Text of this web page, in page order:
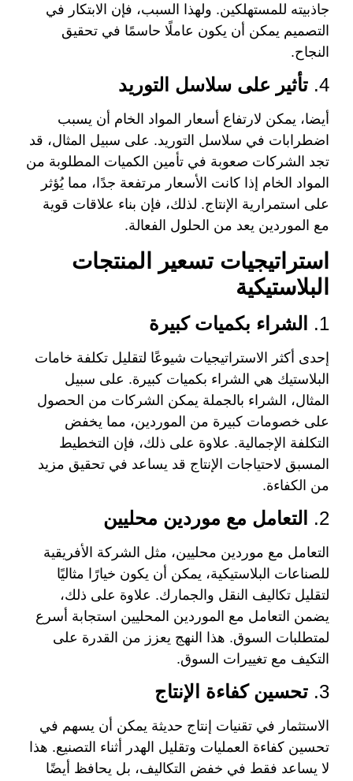
جاذبيته للمستهلكين. ولهذا السبب، فإن الابتكار في
التصميم يمكن أن يكون عاملًا حاسمًا في تحقيق
النجاح.
4. تأثير على سلاسل التوريد
أيضا، يمكن لارتفاع أسعار المواد الخام أن يسبب
اضطرابات في سلاسل التوريد. على سبيل المثال، قد
تجد الشركات صعوبة في تأمين الكميات المطلوبة من
المواد الخام إذا كانت الأسعار مرتفعة جدًا، مما يُؤثر
على استمرارية الإنتاج. لذلك، فإن بناء علاقات قوية
مع الموردين يعد من الحلول الفعالة.
استراتيجيات تسعير المنتجات
البلاستيكية
1. الشراء بكميات كبيرة
إحدى أكثر الاستراتيجيات شيوعًا لتقليل تكلفة خامات
البلاستيك هي الشراء بكميات كبيرة. على سبيل
المثال، الشراء بالجملة يمكن الشركات من الحصول
على خصومات كبيرة من الموردين، مما يخفض
التكلفة الإجمالية. علاوة على ذلك، فإن التخطيط
المسبق لاحتياجات الإنتاج قد يساعد في تحقيق مزيد
من الكفاءة.
2. التعامل مع موردين محليين
التعامل مع موردين محليين، مثل الشركة الأفريقية
للصناعات البلاستيكية، يمكن أن يكون خيارًا مثاليًا
لتقليل تكاليف النقل والجمارك. علاوة على ذلك،
يضمن التعامل مع الموردين المحليين استجابة أسرع
لمتطلبات السوق. هذا النهج يعزز من القدرة على
التكيف مع تغييرات السوق.
3. تحسين كفاءة الإنتاج
الاستثمار في تقنيات إنتاج حديثة يمكن أن يسهم في
تحسين كفاءة العمليات وتقليل الهدر أثناء التصنيع. هذا
لا يساعد فقط في خفض التكاليف، بل يحافظ أيضًا